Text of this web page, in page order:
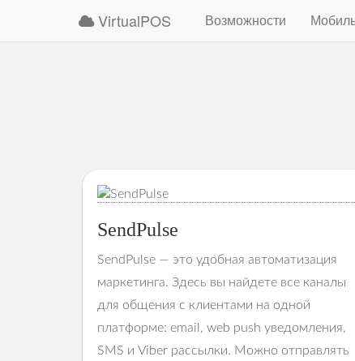
VirtualPOS Возможности
SendPulse
SendPulse — это удобная автоматизация
маркетинга. Здесь вы найдете все каналы
для общения с клиентами на одной
платформе: email, web push уведомления,
SMS и Viber рассылки. Можно отправлять